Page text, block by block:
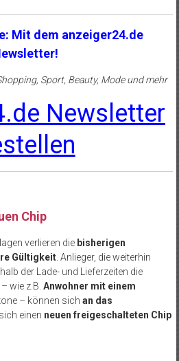
Mit dem anzeiger24.de
Sport, Beauty, Mode und mehr
Newsletter
Chip
verlieren die bisherigen
Gültigkeit. Anlieger, die weiterhin
der Lade- und Lieferzeiten die
wie z.B. Anwohner mit einem
– können sich an das
einen neuen freigeschalteten Chip